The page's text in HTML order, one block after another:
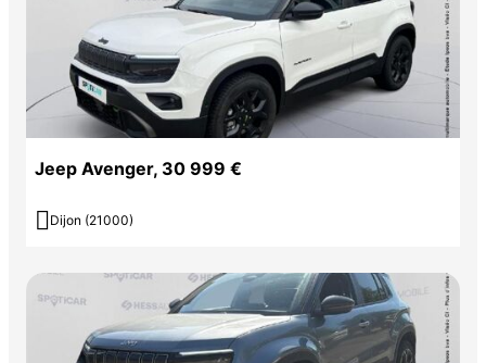
Jeep Avenger, 30 999 €
 Dijon (21000)